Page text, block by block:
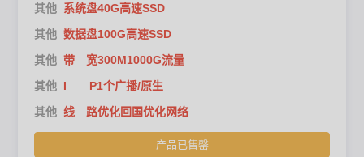
其他 系统盘40G高速SSD
其他 数据盘100G高速SSD
其他 带 宽300M1000G流量
其他 I P1个广播/原生
其他 线 路优化回国优化网络
产品已售罄